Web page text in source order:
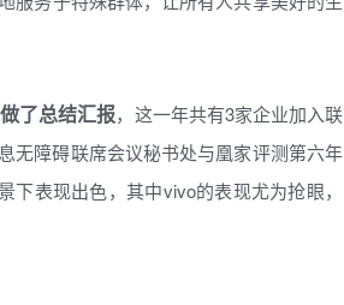
了总结汇报，这一年共有3家企业加入联
无障碍联席会议秘书处与凰家评测第六年
下表现出色，其中vivo的表现尤为抢眼，